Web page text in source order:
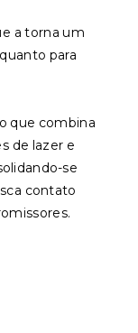
a torna um
para
que combina
de lazer e
se
contato